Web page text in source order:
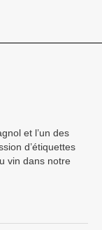
et l’un des
d’étiquettes
vin dans notre